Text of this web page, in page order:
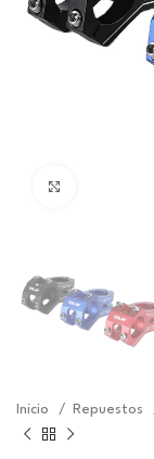
Inicio Repuestos